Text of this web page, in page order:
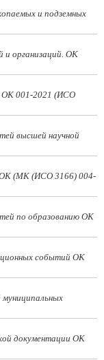
и подземных
и организаций. ОК
ОК 001-2021 (ИСО
высшей научной
ОК (МК (ИСО 3166) 004-
по образованию ОК
событий ОК
документации ОК